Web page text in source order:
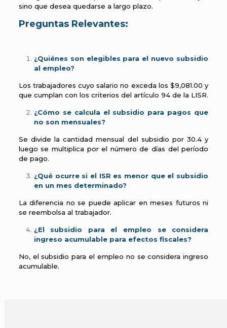
sino que desea quedarse a largo plazo.
Preguntas Relevantes:
¿Quiénes son elegibles para el nuevo subsidio
al empleo?
Los trabajadores cuyo salario no exceda los $9,081.00 y
que cumplan con los criterios del artículo 94 de la LISR.
¿Cómo se calcula el subsidio para pagos que
no son mensuales?
Se divide la cantidad mensual del subsidio por 30.4 y
luego se multiplica por el número de días del período
de pago.
¿Qué ocurre si el ISR es menor que el subsidio
en un mes determinado?
La diferencia no se puede aplicar en meses futuros ni
se reembolsa al trabajador.
¿El subsidio para el empleo se considera
ingreso acumulable para efectos fiscales?
No, el subsidio para el empleo no se considera ingreso
acumulable.